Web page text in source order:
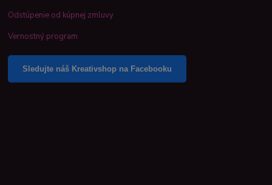
Odstúpenie od kúpnej zmluvy
Vernostný program
Sledujte náš Kreativshop na Facebooku